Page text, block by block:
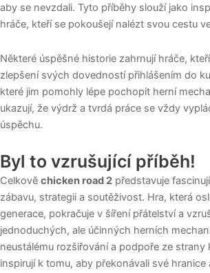
aby se nevzdali. Tyto příběhy slouží jako
hráče, kteří se pokoušejí nalézt svou cestu
Některé úspěšné historie zahrnují hráče,
zlepšení svých dovedností přihlášením do
které jim pomohly lépe pochopit herní
ukazují, že výdrž a tvrdá práce se vždy
úspěchu.
Byl to vzrušující příběh!
Celkově chicken road 2 představuje
zábavu, strategii a soutěživost. Hra, která
generace, pokračuje v šíření přátelství a
jednoduchých, ale účinných herních
neustálému rozšiřování a podpoře ze strany
inspirují k tomu, aby překonávali své hranice